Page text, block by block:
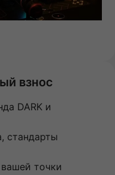
взнос
DARK и
стандарты
точки